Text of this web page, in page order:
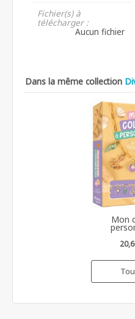
Fichier(s) à
télécharger :
Aucun fichier
Dans la même collection
Mon